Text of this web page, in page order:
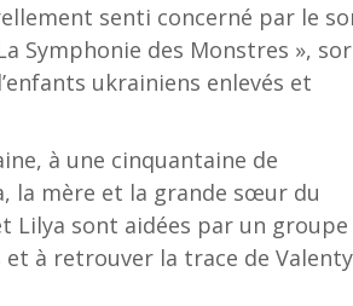
senti concerné par le
Symphonie des Monstres »,
ukrainiens enlevés et
à une cinquantaine de
la mère et la grande sœur du
Lilya sont aidées par un groupe
à retrouver la trace de